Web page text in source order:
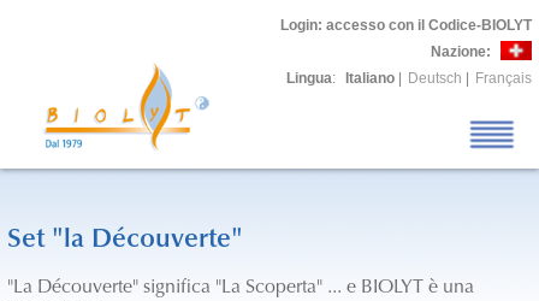
Login: accesso con il Codice-BIOLYT
Nazione:
Lingua: Italiano Deutsch Français
Set "la Découverte"
"La Découverte" significa "La Scoperta" ... e BIOLYT è una